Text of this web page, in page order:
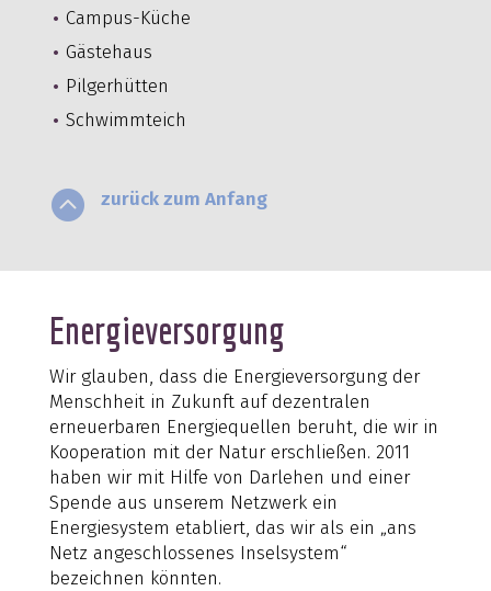
Campus-Küche
Gästehaus
Pilgerhütten
Schwimmteich
 zurück zum Anfang
Energieversorgung
Wir glauben, dass die Energieversorgung der
Menschheit in Zukunft auf dezentralen
erneuerbaren Energiequellen beruht, die wir in
Kooperation mit der Natur erschließen. 2011
haben wir mit Hilfe von Darlehen und einer
Spende aus unserem Netzwerk ein
Energiesystem etabliert, das wir als ein „ans
Netz angeschlossenes Inselsystem“
bezeichnen könnten.